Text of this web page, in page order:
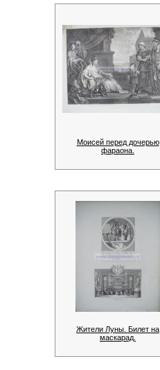
Моисей перед дочерью
фараона.
Жители Луны. Билет на
маскарад.